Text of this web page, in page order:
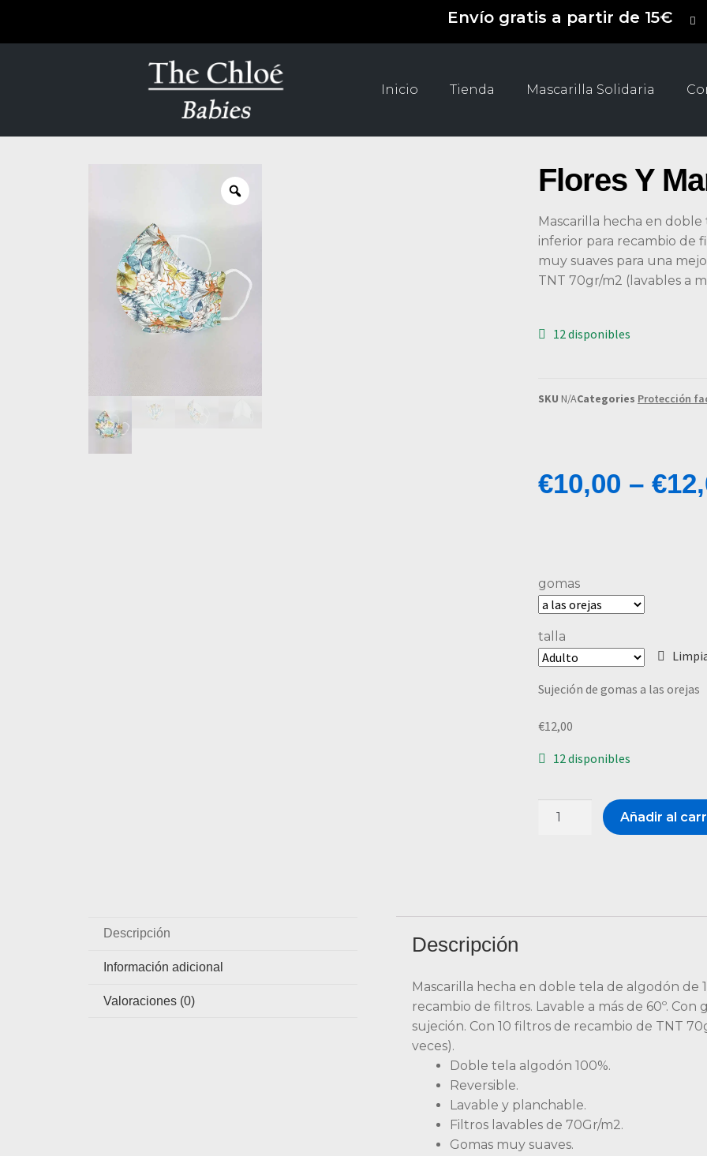
Envío gratis a partir de 15€
Inicio Tienda Mascarilla Solidaria
Flores Y
Mascarilla hecha en
inferior para recambio de
muy suaves para una
TNT 70gr/m2 (lavables a
12 disponibles
SKU N/ACategories Protección
€10,00 – €
gomas
talla
Sujeción de gomas a las orejas
€12,00
12 disponibles
Añadir al
Descripción
Información adicional
Valoraciones (0)
Descripción
Mascarilla hecha en doble tela de algodón de
recambio de filtros. Lavable a más de 60º.
sujeción. Con 10 filtros de recambio de TNT
veces).
Doble tela algodón 100%.
Reversible.
Lavable y planchable.
Filtros lavables de 70Gr/m2.
Gomas muy suaves.